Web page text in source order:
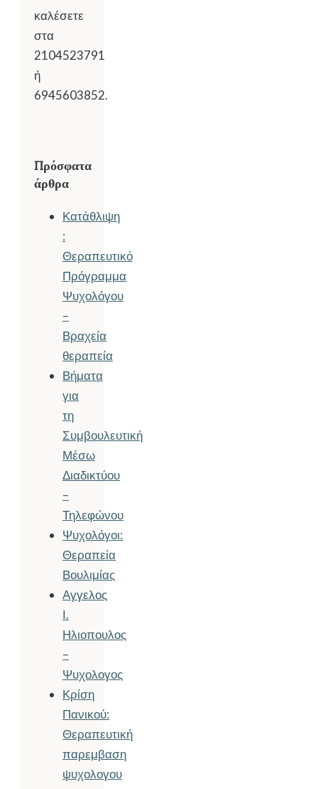
καλέσετε
στα
2104523791
ή
6945603852.
Πρόσφατα
άρθρα
Κατάθλιψη
:
Θεραπευτικό
Πρόγραμμα
Ψυχολόγου
–
Βραχεία
θεραπεία
Βήματα
για
τη
Συμβουλευτική
Μέσω
Διαδικτύου
–
Τηλεφώνου
Ψυχολόγοι:
Θεραπεία
Βουλιμίας
Αγγελος
Ι.
Ηλιοπουλος
–
Ψυχολογος
Κρίση
Πανικού:
Θεραπευτική
παρεμβαση
ψυχολογου